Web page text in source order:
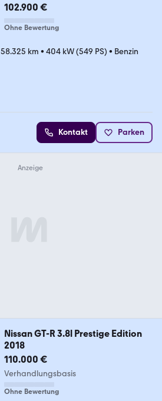
102.900 €
Ohne Bewertung
58.325 km • 404 kW (549 PS) • Benzin
Kontakt Parken
Nissan GT-R 3.8l Prestige Edition
2018
110.000 €
Verhandlungsbasis
Ohne Bewertung